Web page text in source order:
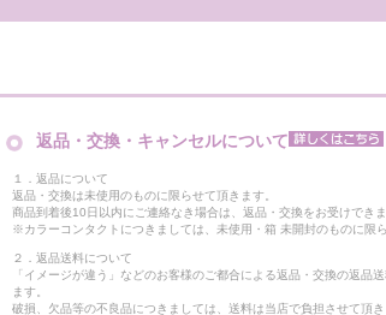
返品・交換・キャンセルについて
１．返品について
返品・交換は未使用のものに限らせて頂きます。
商品到着後10日以内にご連絡なき場合は、返品・交換をお受けでき
※カラーコンタクトにつきましては、未使用・箱 未開封のものに限ら
２．返品送料について
「イメージが違う」などのお客様のご都合による返品・交換の返品
ます。
破損、欠品等の不良品につきましては、送料は当店で負担させて頂き